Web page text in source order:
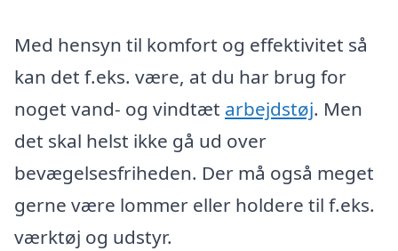
Med hensyn til komfort og effektivitet så
kan det f.eks. være, at du har brug for
noget vand- og vindtæt arbejdstøj. Men
det skal helst ikke gå ud over
bevægelsesfriheden. Der må også meget
gerne være lommer eller holdere til f.eks.
værktøj og udstyr.